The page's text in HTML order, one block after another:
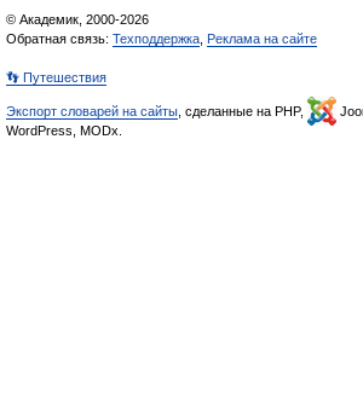
© Академик, 2000-2026
Обратная связь: Техподдержка Реклама на сайте
👣 Путешествия
Экспорт словарей на сайты , сделанные на PHP,
WordPress, MODx.